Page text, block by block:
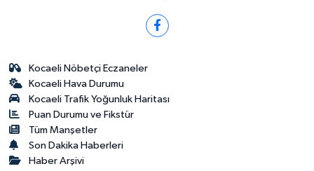
Kocaeli Nöbetçi Eczaneler
Kocaeli Hava Durumu
Kocaeli Trafik Yoğunluk Haritası
Puan Durumu ve Fikstür
Tüm Manşetler
Son Dakika Haberleri
Haber Arşivi